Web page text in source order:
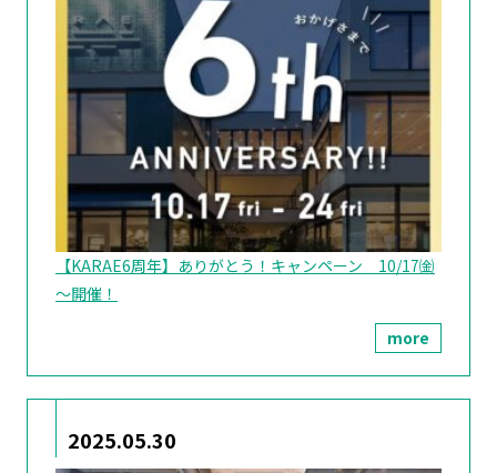
【KARAE6周年】ありがとう！キャンペーン 10/17㈮
～開催！
more
2025.05.30